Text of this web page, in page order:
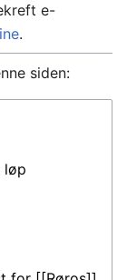
e-
.
siden: